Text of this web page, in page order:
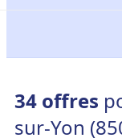
34 offres
sur-Yon